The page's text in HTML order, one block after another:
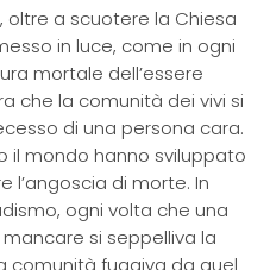
oltre a scuotere la Chiesa
in luce, come in ogni
mortale dell’essere
che la comunità dei vivi si
di una persona cara.
il mondo hanno sviluppato
l’angoscia di morte. In
ogni volta che una
si seppelliva la
fuggiva da quel